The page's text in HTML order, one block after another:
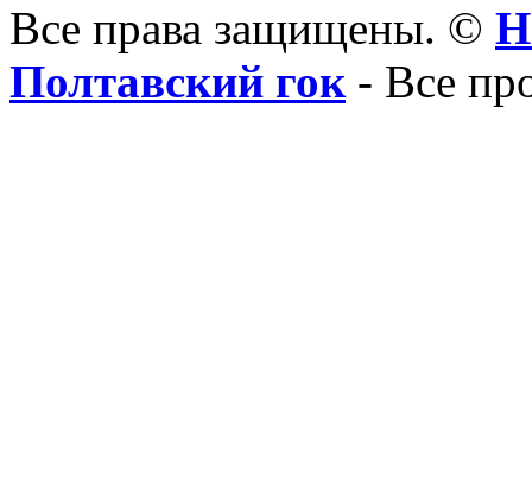
Все права защищены. ©
Полтавский гок- Все